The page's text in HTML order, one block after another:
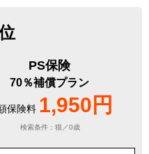
PS保険
70％補償プラン
保険料 1,950円
検索条件：猫／0歳